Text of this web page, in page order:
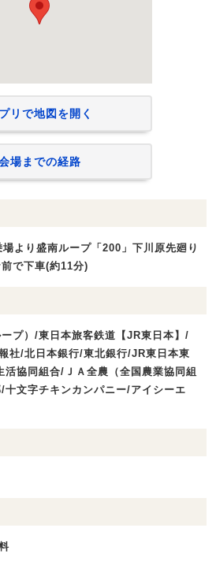
リで地図を開く
場までの経路
より盛南ループ「200」下川原先廻り
で下車(約11分)
プ）/東日本旅客鉄道【JR東日本】/
社/北日本銀行/東北銀行/JR東日本東
協同組合/ＪＡ全農（全国農業協同組
文字チキンカンパニー/アイシーエ